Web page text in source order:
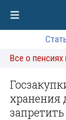
Все о пенсиях
запретить